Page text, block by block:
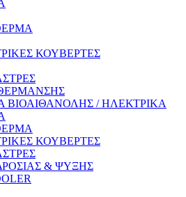
ΚΟΥΒΕΡΤΕΣ
ΒΙΟΑΙΘΑΝΟΛΗΣ / ΗΛΕΚΤΡΙΚΑ
ΚΟΥΒΕΡΤΕΣ
& ΨΥΞΗΣ